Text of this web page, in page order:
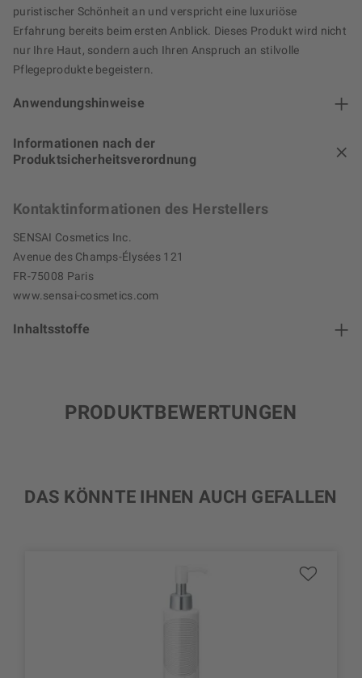
puristischer Schönheit an und verspricht eine luxuriöse
Erfahrung bereits beim ersten Anblick. Dieses Produkt wird nicht
nur Ihre Haut, sondern auch Ihren Anspruch an stilvolle
Pflegeprodukte begeistern.
Anwendungshinweise
Informationen nach der
Produktsicherheitsverordnung
Kontaktinformationen des Herstellers
SENSAI Cosmetics Inc.
Avenue des Champs-Élysées 121
FR-75008 Paris
www.sensai-cosmetics.com
Inhaltsstoffe
PRODUKTBEWERTUNGEN
DAS KÖNNTE IHNEN AUCH GEFALLEN